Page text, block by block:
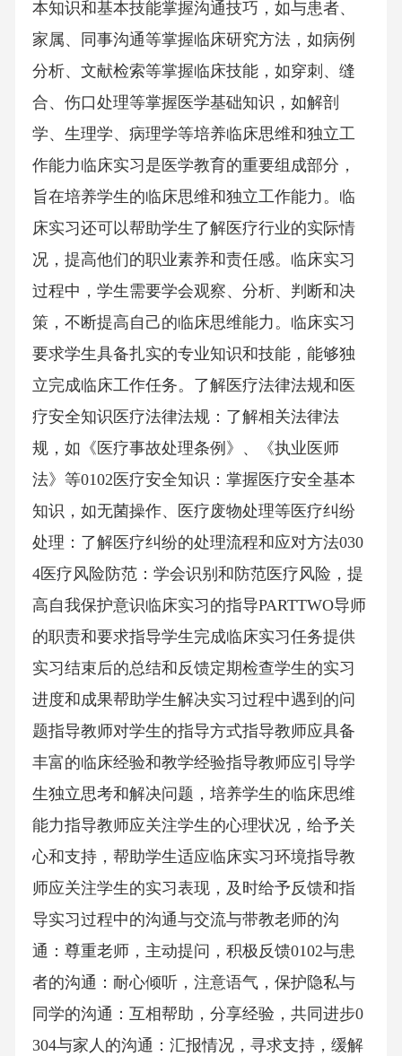
本知识和基本技能掌握沟通技巧，如与患者、
家属、同事沟通等掌握临床研究方法，如病例
分析、文献检索等掌握临床技能，如穿刺、缝
合、伤口处理等掌握医学基础知识，如解剖
学、生理学、病理学等培养临床思维和独立工
作能力临床实习是医学教育的重要组成部分，
旨在培养学生的临床思维和独立工作能力。临
床实习还可以帮助学生了解医疗行业的实际情
况，提高他们的职业素养和责任感。临床实习
过程中，学生需要学会观察、分析、判断和决
策，不断提高自己的临床思维能力。临床实习
要求学生具备扎实的专业知识和技能，能够独
立完成临床工作任务。了解医疗法律法规和医
疗安全知识医疗法律法规：了解相关法律法
规，如《医疗事故处理条例》、《执业医师
法》等0102医疗安全知识：掌握医疗安全基本
知识，如无菌操作、医疗废物处理等医疗纠纷
处理：了解医疗纠纷的处理流程和应对方法030
4医疗风险防范：学会识别和防范医疗风险，提
高自我保护意识临床实习的指导PARTTWO导师
的职责和要求指导学生完成临床实习任务提供
实习结束后的总结和反馈定期检查学生的实习
进度和成果帮助学生解决实习过程中遇到的问
题指导教师对学生的指导方式指导教师应具备
丰富的临床经验和教学经验指导教师应引导学
生独立思考和解决问题，培养学生的临床思维
能力指导教师应关注学生的心理状况，给予关
心和支持，帮助学生适应临床实习环境指导教
师应关注学生的实习表现，及时给予反馈和指
导实习过程中的沟通与交流与带教老师的沟
通：尊重老师，主动提问，积极反馈0102与患
者的沟通：耐心倾听，注意语气，保护隐私与
同学的沟通：互相帮助，分享经验，共同进步0
304与家人的沟通：汇报情况，寻求支持，缓解